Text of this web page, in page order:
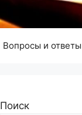
Вопросы и ответы
Поиск